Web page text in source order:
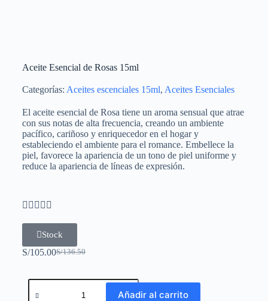
Aceite Esencial de Rosas 15ml
Categorías: Aceites escenciales 15ml, Aceites Esenciales
El aceite esencial de Rosa tiene un aroma sensual que atrae
con sus notas de alta frecuencia, creando un ambiente
pacífico, cariñoso y enriquecedor en el hogar y
estableciendo el ambiente para el romance. Embellece la
piel, favorece la apariencia de un tono de piel uniforme y
reduce la apariencia de líneas de expresión.
    
Stock
S/136.50
S/105.00
Añadir al carrito